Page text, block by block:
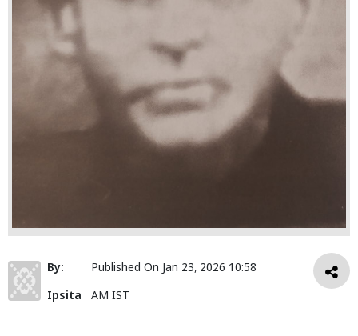
By:
Ipsita
Published On Jan 23, 2026 10:58
AM IST